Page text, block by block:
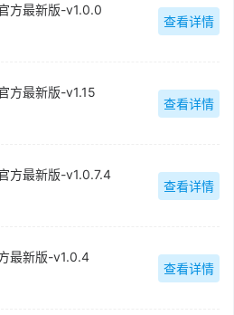
方最新版-v1.0.0
查看详情
方最新版-v1.15
查看详情
方最新版-v1.0.7.4
查看详情
最新版-v1.0.4
查看详情